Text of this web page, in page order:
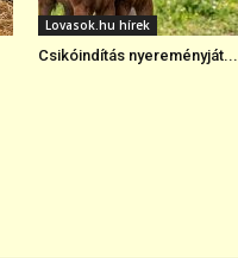
Lovasok.hu hírek
Csikóindítás nyereményját...